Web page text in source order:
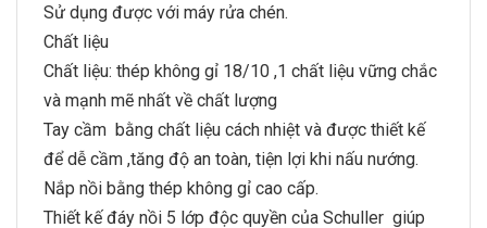
Sử dụng được với máy rửa chén.
Chất liệu
Chất liệu: thép không gỉ 18/10 ,1 chất liệu vững chắc
và mạnh mẽ nhất về chất lượng
Tay cầm bằng chất liệu cách nhiệt và được thiết kế
để dễ cầm ,tăng độ an toàn, tiện lợi khi nấu nướng.
Nắp nồi bằng thép không gỉ cao cấp.
Thiết kế đáy nồi 5 lớp độc quyền của Schuller giúp